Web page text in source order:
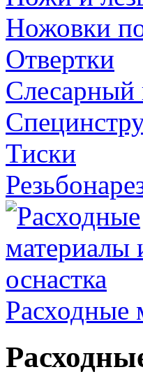
Ножовки
Отвертки
Слесарный
Тиски
Расходные